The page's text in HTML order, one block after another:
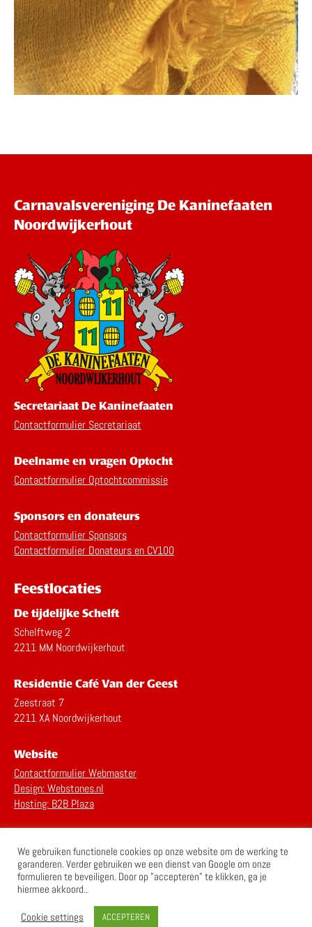
Carnavalsvereniging De Kaninefaaten
Noordwijkerhout
Secretariaat De Kaninefaaten
Contactformulier Secretariaat
Deelname en vragen Optocht
Contactformulier Optochtcommissie
Sponsors en donateurs
Contactformulier Sponsors
Contactformulier Donateurs en CV100
Feestlocaties
De tijdelijke Schelft
Schelftweg 2
2211 MM Noordwijkerhout
Residentie Café Van der Geest
Zeestraat 7
2211 XA Noordwijkerhout
Website
Contactformulier Webmaster
Design: Webstones.nl
Hosting: B2B Plaza
Disclaimer
We gebruiken functionele cookies op onze website om de werking te
garanderen. Verder gebruiken we een dienst van Google om onze
formulieren te beveiligen. Door op "accepteren" te klikken, ga je
hiermee akkoord..
Cookie settings ACCEPTEREN